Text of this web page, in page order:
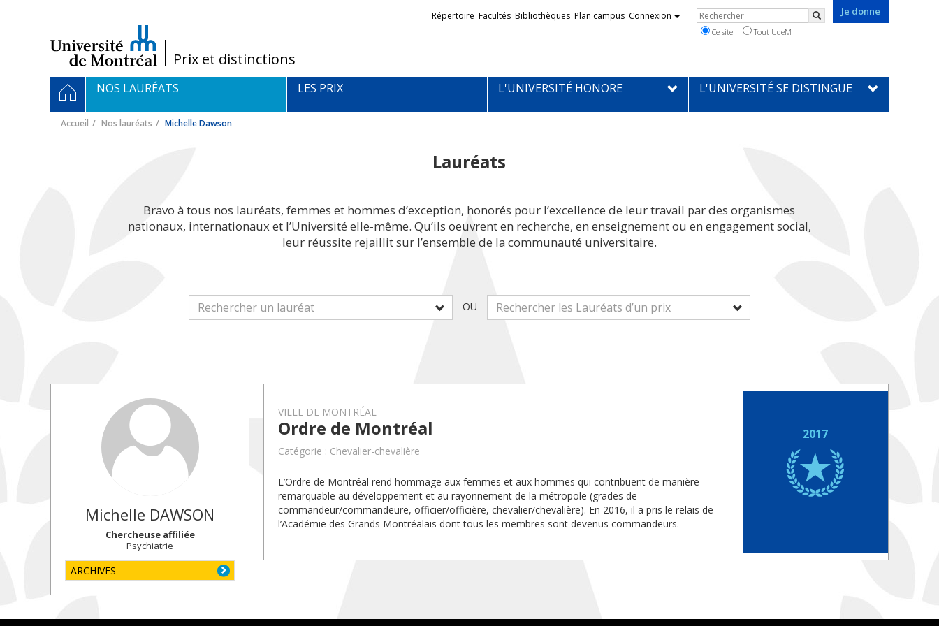
/Prix et distinctions
Je donne
Liens
externes
Répertoire Facultés Bibliothèques Plan campus Connexion Rechercher
Rechercher
Ce site Tout UdeM
Navigation
principale
ACCUEIL
NOS LAURÉATS LES PRIX L'UNIVERSITÉ HONORE L'UNIVERSITÉ SE DISTINGUE
Accueil Nos lauréats Michelle Dawson
Lauréats
Bravo à tous nos lauréats, femmes et hommes d’exception, honorés pour l’excellence de leur travail par des organismes
nationaux, internationaux et l’Université elle-même. Qu’ils oeuvrent en recherche, en enseignement ou en engagement social,
leur réussite rejaillit sur l’ensemble de la communauté universitaire.
OU
Michelle DAWSON
Chercheuse affiliée
Psychiatrie
ARCHIVES
VILLE DE MONTRÉAL
Ordre de Montréal
Catégorie : Chevalier-chevalière
L’Ordre de Montréal rend hommage aux femmes et aux hommes qui contribuent de manière
remarquable au développement et au rayonnement de la métropole (grades de
commandeur/commandeure, officier/officière, chevalier/chevalière). En 2016, il a pris le relais de
l’Académie des Grands Montréalais dont tous les membres sont devenus commandeurs.
2017